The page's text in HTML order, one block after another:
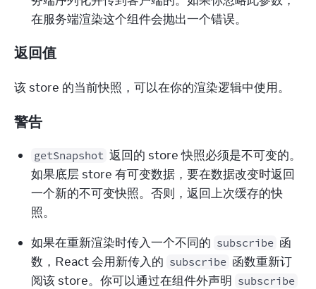
在服务端渲染这个组件会抛出一个错误。
返回值
该 store 的当前快照，可以在你的渲染逻辑中使用。
警告
getSnapshot 返回的 store 快照必须是不可变的。
如果底层 store 有可变数据，要在数据改变时返回
一个新的不可变快照。否则，返回上次缓存的快
照。
如果在重新渲染时传入一个不同的 subscribe 函
数，React 会用新传入的 subscribe 函数重新订
阅该 store。你可以通过在组件外声明 subscribe